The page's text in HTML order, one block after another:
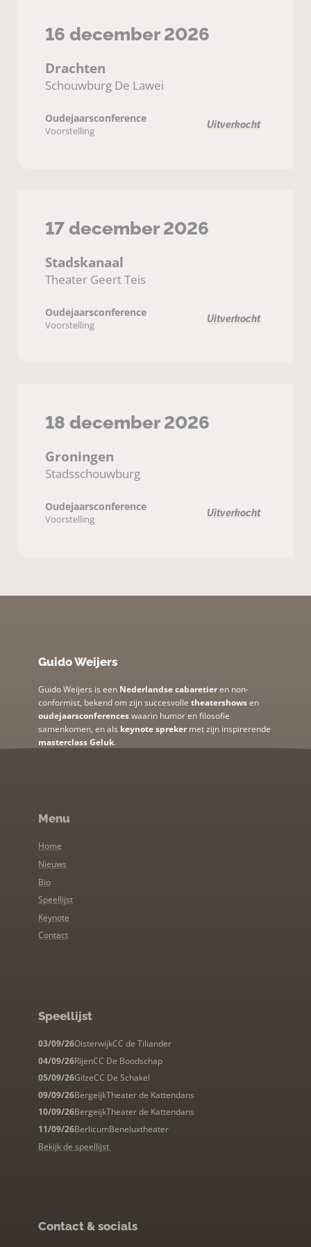
16 december 2026
Drachten
Schouwburg De Lawei
Oudejaarsconference
Voorstelling
Uitverkocht
17 december 2026
Stadskanaal
Theater Geert Teis
Oudejaarsconference
Voorstelling
Uitverkocht
18 december 2026
Groningen
Stadsschouwburg
Oudejaarsconference
Voorstelling
Uitverkocht
Guido Weijers
Guido Weijers is een Nederlandse cabaretieren non-
conformist, bekend om zijn succesvolle theatershowsen
oudejaarsconferenceswaarin humor en filosofie
samenkomen, en als keynote sprekermet zijn inspirerende
masterclass Geluk.
Menu
Home
Nieuws
Bio
Speellijst
Keynote
Contact
Speellijst
03/09/26OisterwijkCC de Tiliander
04/09/26RijenCC De Boodschap
05/09/26GilzeCC De Schakel
09/09/26BergeijkTheater de Kattendans
10/09/26BergeijkTheater de Kattendans
11/09/26BerlicumBeneluxtheater
Bekijk de speellijst
Contact & socials